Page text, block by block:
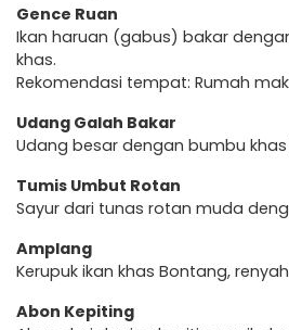
Gence Ruan
Ikan haruan (gabus) bakar
khas.
Rekomendasi tempat: Rumah
Udang Galah Bakar
Udang besar dengan bumbu
Tumis Umbut Rotan
Sayur dari tunas rotan muda
Amplang
Kerupuk ikan khas Bontang,
Abon Kepiting